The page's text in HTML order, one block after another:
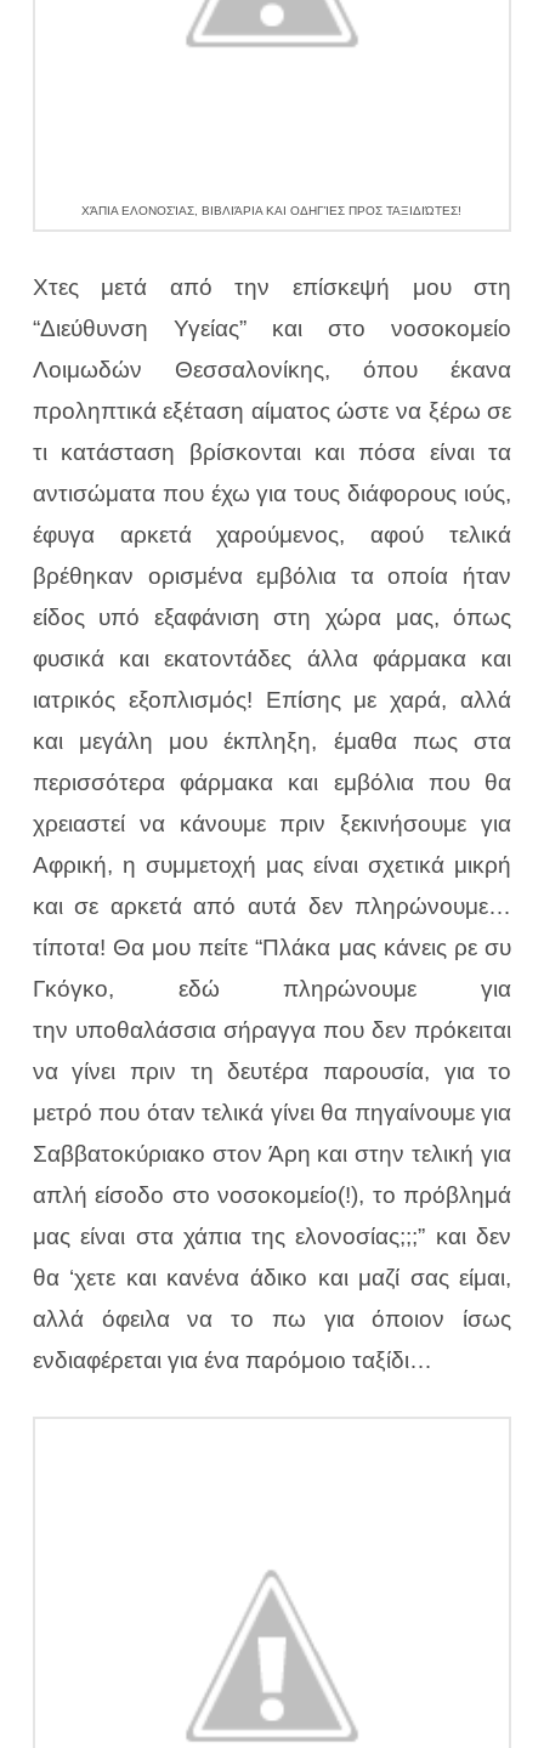
ΧΆΠΙΑ ΕΛΟΝΟΣΊΑΣ, ΒΙΒΛΙΆΡΙΑ ΚΑΙ ΟΔΗΓΊΕΣ ΠΡΟΣ ΤΑΞΙΔΙΏΤΕΣ!
Χτες μετά από την επίσκεψή μου στη
“Διεύθυνση Υγείας” και στο νοσοκομείο
Λοιμωδών Θεσσαλονίκης, όπου έκανα
προληπτικά εξέταση αίματος ώστε να ξέρω σε
τι κατάσταση βρίσκονται και πόσα είναι τα
αντισώματα που έχω για τους διάφορους ιούς,
έφυγα αρκετά χαρούμενος, αφού τελικά
βρέθηκαν ορισμένα εμβόλια τα οποία ήταν
είδος υπό εξαφάνιση στη χώρα μας, όπως
φυσικά και εκατοντάδες άλλα φάρμακα και
ιατρικός εξοπλισμός! Επίσης με χαρά, αλλά
και μεγάλη μου έκπληξη, έμαθα πως στα
περισσότερα φάρμακα και εμβόλια που θα
χρειαστεί να κάνουμε πριν ξεκινήσουμε για
Αφρική, η συμμετοχή μας είναι σχετικά μικρή
και σε αρκετά από αυτά δεν πληρώνουμε…
τίποτα! Θα μου πείτε “Πλάκα μας κάνεις ρε συ
Γκόγκο, εδώ πληρώνουμε για
την υποθαλάσσια σήραγγα που δεν πρόκειται
να γίνει πριν τη δευτέρα παρουσία, για το
μετρό που όταν τελικά γίνει θα πηγαίνουμε για
Σαββατοκύριακο στον Άρη και στην τελική για
απλή είσοδο στο νοσοκομείο(!), το πρόβλημά
μας είναι στα χάπια της ελονοσίας;;;” και δεν
θα ‘χετε και κανένα άδικο και μαζί σας είμαι,
αλλά όφειλα να το πω για όποιον ίσως
ενδιαφέρεται για ένα παρόμοιο ταξίδι…